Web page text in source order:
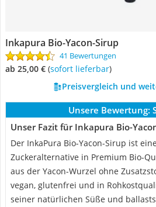
Inkapura Bio-Yacon-Sirup
41 Bewertungen
ab 25,00 € ( Sofort lieferbar)
Preisvergleich und
Unsere Bewertung:
Unser Fazit für Inkapura Bio-
Der InkaPura Bio-Yacon-Sirup ist
Zuckeralternative in Premium Bio-
aus der Yacon-Wurzel ohne
vegan, glutenfrei und in
seiner natürlichen Süße und